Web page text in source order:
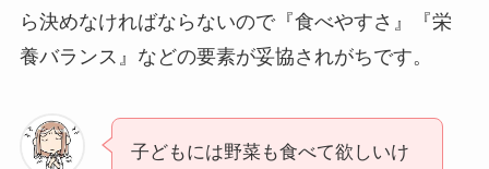
ら決めなければならないので『食べやすさ』『栄
養バランス』などの要素が妥協されがちです。
子どもには野菜も食べて欲しいけ